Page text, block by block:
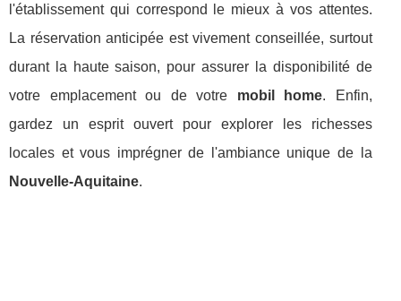
l'établissement qui correspond le mieux à vos attentes.
La réservation anticipée est vivement conseillée, surtout
durant la haute saison, pour assurer la disponibilité de
votre emplacement ou de votre mobil home. Enfin,
gardez un esprit ouvert pour explorer les richesses
locales et vous imprégner de l'ambiance unique de la
Nouvelle-Aquitaine.